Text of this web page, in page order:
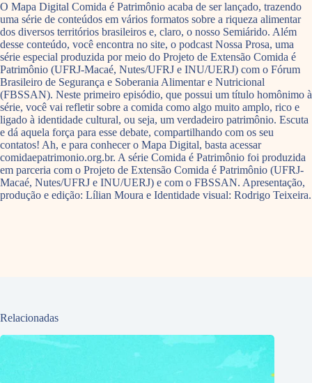
O Mapa Digital Comida é Patrimônio acaba de ser lançado, trazendo
uma série de conteúdos em vários formatos sobre a riqueza alimentar
dos diversos territórios brasileiros e, claro, o nosso Semiárido. Além
desse conteúdo, você encontra no site, o podcast Nossa Prosa, uma
série especial produzida por meio do Projeto de Extensão Comida é
Patrimônio (UFRJ-Macaé, Nutes/UFRJ e INU/UERJ) com o Fórum
Brasileiro de Segurança e Soberania Alimentar e Nutricional
(FBSSAN). Neste primeiro episódio, que possui um título homônimo à
série, você vai refletir sobre a comida como algo muito amplo, rico e
ligado à identidade cultural, ou seja, um verdadeiro patrimônio. Escuta
e dá aquela força para esse debate, compartilhando com os seu
contatos! Ah, e para conhecer o Mapa Digital, basta acessar
comidaepatrimonio.org.br. A série Comida é Patrimônio foi produzida
em parceria com o Projeto de Extensão Comida é Patrimônio (UFRJ-
Macaé, Nutes/UFRJ e INU/UERJ) e com o FBSSAN. Apresentação,
produção e edição: Lílian Moura e Identidade visual: Rodrigo Teixeira.
Relacionadas